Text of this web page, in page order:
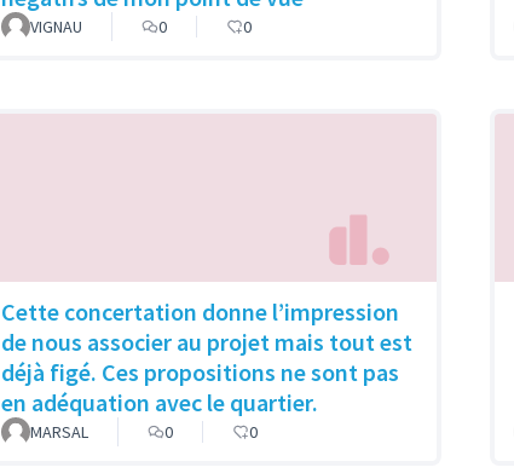
VIGNAU 0 0
Cette concertation donne l’impression
de nous associer au projet mais tout est
déjà figé. Ces propositions ne sont pas
en adéquation avec le quartier.
MARSAL 0 0